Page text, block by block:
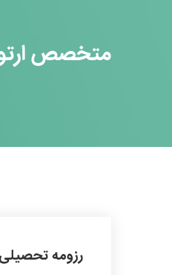
متخصص
رزومه تحصیلی